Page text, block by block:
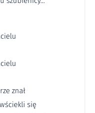
znał
się